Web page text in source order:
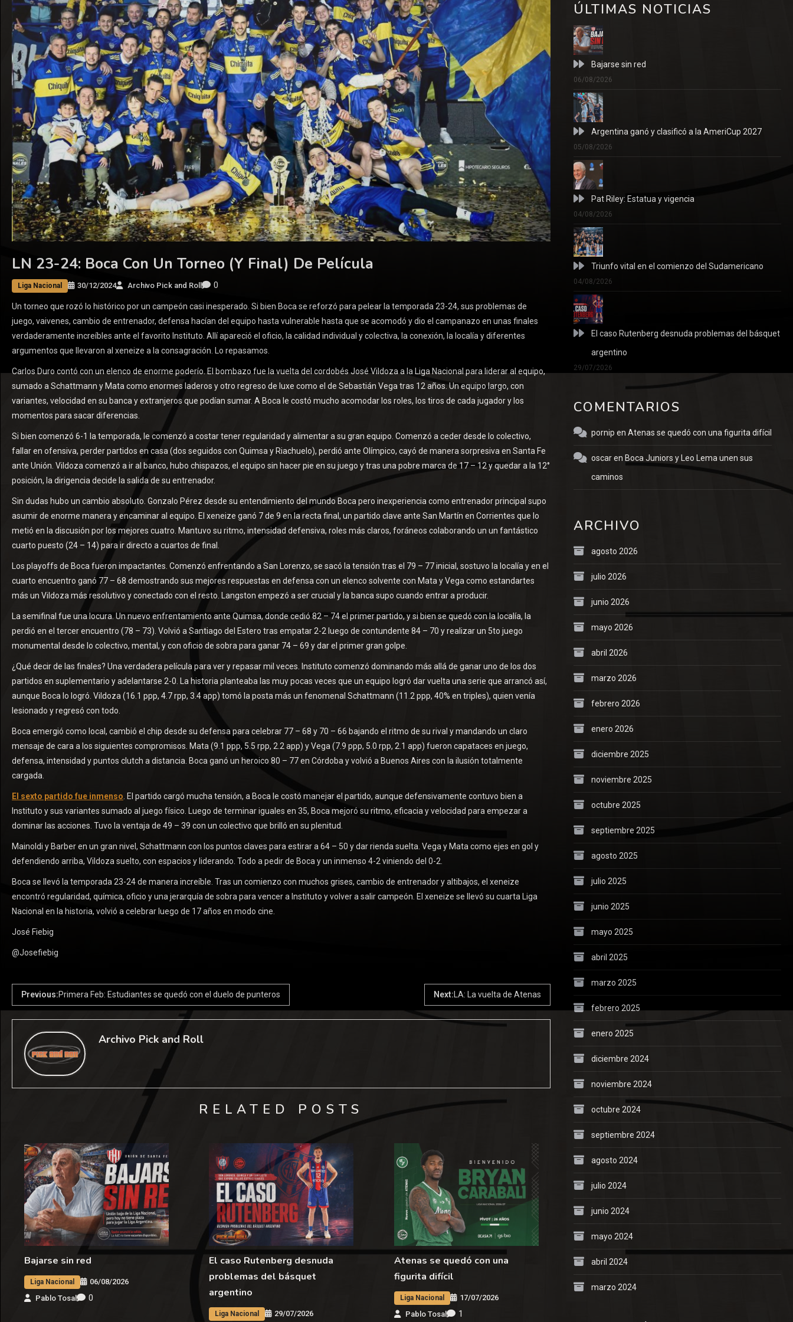
LN 23-24: Boca Con Un Torneo (y Final) De Película
Liga Nacional 30/12/2024 Archivo Pick and Roll 0
Un torneo que rozó lo histórico por un campeón casi inesperado. Si bien Boca se reforzó para pelear la temporada 23-24, sus problemas de
juego, vaivenes, cambio de entrenador, defensa hacían del equipo hasta vulnerable hasta que se acomodó y dio el campanazo en unas finales
verdaderamente increíbles ante el favorito Instituto. Allí apareció el oficio, la calidad individual y colectiva, la conexión, la localía y diferentes
argumentos que llevaron al xeneize a la consagración. Lo repasamos.
Carlos Duro contó con un elenco de enorme poderío. El bombazo fue la vuelta del cordobés José Vildoza a la Liga Nacional para liderar al equipo,
sumado a Schattmann y Mata como enormes laderos y otro regreso de luxe como el de Sebastián Vega tras 12 años. Un equipo largo, con
variantes, velocidad en su banca y extranjeros que podían sumar. A Boca le costó mucho acomodar los roles, los tiros de cada jugador y los
momentos para sacar diferencias.
Si bien comenzó 6-1 la temporada, le comenzó a costar tener regularidad y alimentar a su gran equipo. Comenzó a ceder desde lo colectivo,
fallar en ofensiva, perder partidos en casa (dos seguidos con Quimsa y Riachuelo), perdió ante Olímpico, cayó de manera sorpresiva en Santa Fe
ante Unión. Vildoza comenzó a ir al banco, hubo chispazos, el equipo sin hacer pie en su juego y tras una pobre marca de 17 – 12 y quedar a la 12°
posición, la dirigencia decide la salida de su entrenador.
Sin dudas hubo un cambio absoluto. Gonzalo Pérez desde su entendimiento del mundo Boca pero inexperiencia como entrenador principal supo
asumir de enorme manera y encaminar al equipo. El xeneize ganó 7 de 9 en la recta final, un partido clave ante San Martín en Corrientes que lo
metió en la discusión por los mejores cuatro. Mantuvo su ritmo, intensidad defensiva, roles más claros, foráneos colaborando un un fantástico
cuarto puesto (24 – 14) para ir directo a cuartos de final.
Los playoffs de Boca fueron impactantes. Comenzó enfrentando a San Lorenzo, se sacó la tensión tras el 79 – 77 inicial, sostuvo la localía y en el
cuarto encuentro ganó 77 – 68 demostrando sus mejores respuestas en defensa con un elenco solvente con Mata y Vega como estandartes
más un Vildoza más resolutivo y conectado con el resto. Langston empezó a ser crucial y la banca supo cuando entrar a producir.
La semifinal fue una locura. Un nuevo enfrentamiento ante Quimsa, donde cedió 82 – 74 el primer partido, y si bien se quedó con la localía, la
perdió en el tercer encuentro (78 – 73). Volvió a Santiago del Estero tras empatar 2-2 luego de contundente 84 – 70 y realizar un 5to juego
monumental desde lo colectivo, mental, y con oficio de sobra para ganar 74 – 69 y dar el primer gran golpe.
¿Qué decir de las finales? Una verdadera película para ver y repasar mil veces. Instituto comenzó dominando más allá de ganar uno de los dos
partidos en suplementario y adelantarse 2-0. La historia planteaba las muy pocas veces que un equipo logró dar vuelta una serie que arrancó así,
aunque Boca lo logró. Vildoza (16.1 ppp, 4.7 rpp, 3.4 app) tomó la posta más un fenomenal Schattmann (11.2 ppp, 40% en triples), quien venía
lesionado y regresó con todo.
Boca emergió como local, cambió el chip desde su defensa para celebrar 77 – 68 y 70 – 66 bajando el ritmo de su rival y mandando un claro
mensaje de cara a los siguientes compromisos. Mata (9.1 ppp, 5.5 rpp, 2.2 app) y Vega (7.9 ppp, 5.0 rpp, 2.1 app) fueron capataces en juego,
defensa, intensidad y puntos clutch a distancia. Boca ganó un heroico 80 – 77 en Córdoba y volvió a Buenos Aires con la ilusión totalmente
cargada.
El sexto partido fue inmenso. El partido cargó mucha tensión, a Boca le costó manejar el partido, aunque defensivamente contuvo bien a
Instituto y sus variantes sumado al juego físico. Luego de terminar iguales en 35, Boca mejoró su ritmo, eficacia y velocidad para empezar a
dominar las acciones. Tuvo la ventaja de 49 – 39 con un colectivo que brilló en su plenitud.
Mainoldi y Barber en un gran nivel, Schattmann con los puntos claves para estirar a 64 – 50 y dar rienda suelta. Vega y Mata como ejes en gol y
defendiendo arriba, Vildoza suelto, con espacios y liderando. Todo a pedir de Boca y un inmenso 4-2 viniendo del 0-2.
Boca se llevó la temporada 23-24 de manera increíble. Tras un comienzo con muchos grises, cambio de entrenador y altibajos, el xeneize
encontró regularidad, química, oficio y una jerarquía de sobra para vencer a Instituto y volver a salir campeón. El xeneize se llevó su cuarta Liga
Nacional en la historia, volvió a celebrar luego de 17 años en modo cine.
José Fiebig
@Josefiebig
Previous:Primera Feb: Estudiantes se quedó con el duelo de punteros Next:LA: La vuelta de Atenas
Archivo Pick and Roll
RELATED POSTS
Bajarse sin red
Liga Nacional
06/08/2026
Pablo Tosal
0
El caso Rutenberg desnuda
problemas del básquet
argentino
Liga Nacional 29/07/2026
Atenas se quedó con una
figurita difícil
Liga Nacional
17/07/2026
Pablo Tosal
1
ÚLTIMAS NOTICIAS
Bajarse sin red
06/08/2026
Argentina ganó y clasificó a la AmeriCup 2027
05/08/2026
Pat Riley: Estatua y vigencia
04/08/2026
Triunfo vital en el comienzo del Sudamericano
04/08/2026
El caso Rutenberg desnuda problemas del básquet
argentino
29/07/2026
COMENTARIOS
pornip en Atenas se quedó con una figurita difícil
oscaren Boca Juniors y Leo Lema unen sus
caminos
ARCHIVO
agosto 2026
julio 2026
junio 2026
mayo 2026
abril 2026
marzo 2026
febrero 2026
enero 2026
diciembre 2025
noviembre 2025
octubre 2025
septiembre 2025
agosto 2025
julio 2025
junio 2025
mayo 2025
abril 2025
marzo 2025
febrero 2025
enero 2025
diciembre 2024
noviembre 2024
octubre 2024
septiembre 2024
agosto 2024
julio 2024
junio 2024
mayo 2024
abril 2024
marzo 2024